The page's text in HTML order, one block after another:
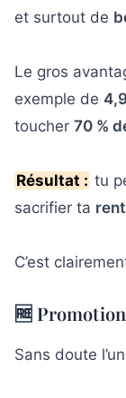
et surtout de
Le gros
exemple de
toucher 70 %
Résultat : tu
sacrifier ta
C’est
🆓
Sans doute